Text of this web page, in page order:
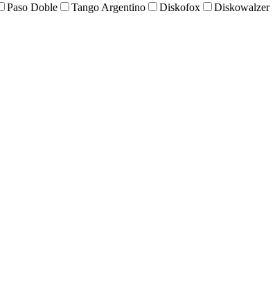
Paso Doble Tango Argentino Diskofox
Diskowalzer